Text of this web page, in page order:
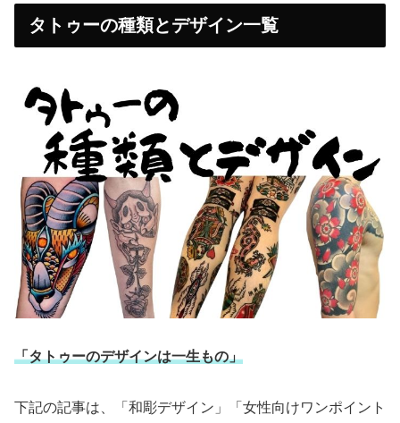
タトゥーの種類とデザイン一覧
「タトゥーのデザインは一生もの」
下記の記事は、「和彫デザイン」「女性向けワンポイント